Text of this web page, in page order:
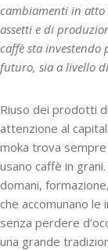
cambiamenti in atto
assetti e di
caffè sta
futuro, sia a livello
Riuso dei prodotti
attenzione al
moka trova
usano caffè in
domani,
che accomunano
senza perdere
una grande